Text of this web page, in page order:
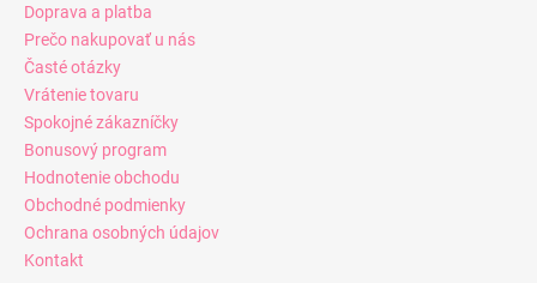
Doprava a platba
Prečo nakupovať u nás
Časté otázky
Vrátenie tovaru
Spokojné zákazníčky
Bonusový program
Hodnotenie obchodu
Obchodné podmienky
Ochrana osobných údajov
Kontakt